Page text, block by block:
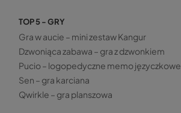
TOP 5 - GRY
Gra w aucie – mini zestaw Kangur
Dzwoniąca zabawa – gra z dzwonkiem
Pucio – logopedyczne memo języczkowe
Sen – gra karciana
Qwirkle – gra planszowa